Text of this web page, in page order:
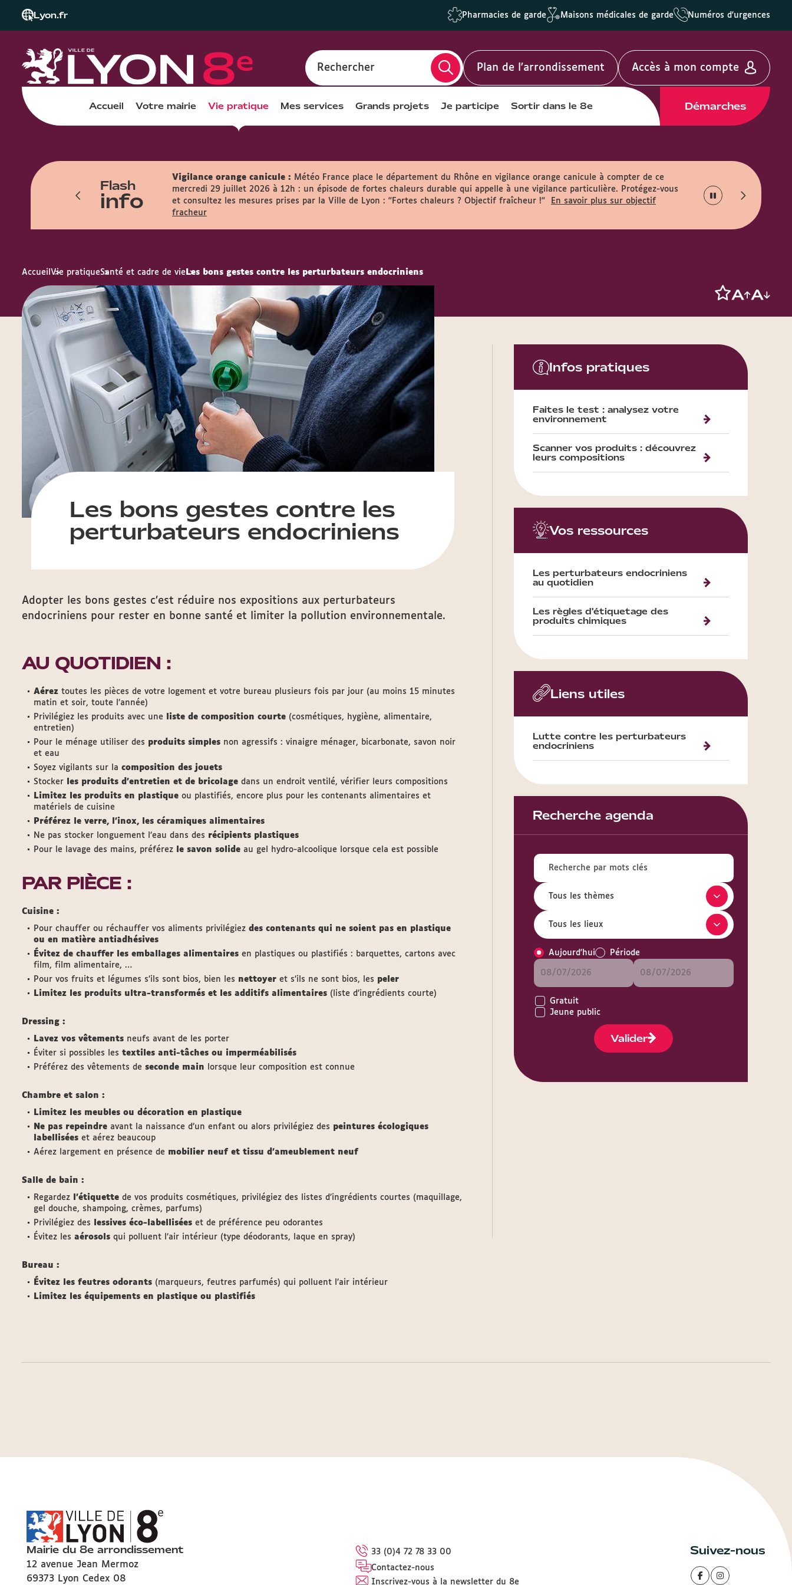
Lyon.fr Pharmacies de garde Maisons médicales de garde Numéros d'urgences
Rechercher Plan de l'arrondissement Accès à mon compte
Accueil Votre mairie Vie pratique Mes services Grands projets Je participe Sortir dans le 8e Démarches
Flash
info
et accueille le public entre 7h45 et
Vigilance orange canicule : Météo France place le département du Rhône en vigilance orange canicule à compter de ce
mercredi 29 juillet 2026 à 12h : un épisode de fortes chaleurs durable qui appelle à une vigilance particulière. Protégez-vous
et consultez les mesures prises par la Ville de Lyon : "Fortes chaleurs ? Objectif fraîcheur !"
En savoir plus sur objectif
fracheur
Accueil Vie pratiqueSanté et cadre de vie Les bons gestes contre les perturbateurs endocriniens
Les bons gestes contre les
perturbateurs endocriniens
Adopter les bons gestes c’est réduire nos expositions aux perturbateurs
endocriniens pour rester en bonne santé et limiter la pollution environnementale.
AU QUOTIDIEN :
Aérez toutes les pièces de votre logement et votre bureau plusieurs fois par jour (au moins 15 minutes
matin et soir, toute l’année)
Privilégiez les produits avec une
liste de composition courte (cosmétiques, hygiène, alimentaire,
entretien)
Pour le ménage utiliser des produits simples non agressifs : vinaigre ménager, bicarbonate, savon noir
et eau
Soyez vigilants sur la composition des jouets
Stocker
les produits d’entretien et de bricolage dans un endroit ventilé, vérifier leurs compositions
Limitez les produits en plastique ou plastifiés, encore plus pour les contenants alimentaires et
matériels de cuisine
Préférez le verre, l’inox, les céramiques alimentaires
Ne pas stocker longuement l’eau dans des récipients plastiques
Pour le lavage des mains, préférez
le savon solide au gel hydro-alcoolique lorsque cela est possible
PAR PIÈCE :
Cuisine :
Pour chauffer ou réchauffer vos aliments privilégiez des contenants qui ne soient pas en plastique
ou en matière antiadhésives
Évitez de chauffer les emballages alimentaires en plastiques ou plastifiés : barquettes, cartons avec
film, film alimentaire, …
Pour vos fruits et légumes s’ils sont bios, bien les nettoyer et s’ils ne sont bios, les peler
Limitez les produits ultra-transformés et les additifs alimentaires (liste d’ingrédients courte)
Dressing :
Lavez vos vêtements neufs avant de les porter
Éviter si possibles les textiles anti-tâches ou imperméabilisés
Préférez des vêtements de seconde main lorsque leur composition est connue
Chambre et salon :
Limitez les meubles ou décoration en plastique
Ne pas repeindre avant la naissance d’un enfant ou alors privilégiez des peintures écologiques
labellisées et aérez beaucoup
Aérez largement en présence de mobilier neuf et tissu d’ameublement neuf
Salle de bain :
Regardez l’étiquette de vos produits cosmétiques, privilégiez des listes d’ingrédients courtes (maquillage,
gel douche, shampoing, crèmes, parfums)
Privilégiez des
lessives éco-labellisées et de préférence peu odorantes
Évitez les aérosols qui polluent l’air intérieur (type déodorants, laque en spray)
Bureau :
Évitez les feutres odorants (marqueurs, feutres parfumés) qui polluent l’air intérieur
Limitez les équipements en plastique ou plastifiés
Infos pratiques
Faites le test : analysez votre
environnement
Scanner vos produits : découvrez
leurs compositions
Vos ressources
Les perturbateurs endocriniens
au quotidien
Les règles d'étiquetage des
produits chimiques
Liens utiles
Lutte contre les perturbateurs
endocriniens
Recherche agenda
Aujourd'hui Période
Gratuit
Jeune public
Valider
Mairie du 8e arrondissement
12 avenue Jean Mermoz
69373 Lyon Cedex 08
33 (0)4 72 78 33 00
Contactez-nous
Inscrivez-vous à la newsletter du 8e
Suivez-nous